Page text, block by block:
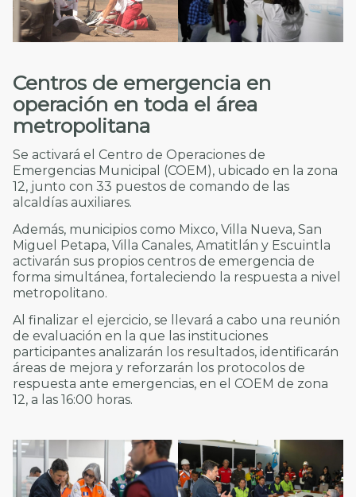
Centros de emergencia en
operación en toda el área
metropolitana
Se activará el Centro de Operaciones de
Emergencias Municipal (COEM), ubicado en la zona
12, junto con 33 puestos de comando de las
alcaldías auxiliares.
Además, municipios como Mixco, Villa Nueva, San
Miguel Petapa, Villa Canales, Amatitlán y Escuintla
activarán sus propios centros de emergencia de
forma simultánea, fortaleciendo la respuesta a nivel
metropolitano.
Al finalizar el ejercicio, se llevará a cabo una reunión
de evaluación en la que las instituciones
participantes analizarán los resultados, identificarán
áreas de mejora y reforzarán los protocolos de
respuesta ante emergencias, en el COEM de zona
12, a las 16:00 horas.